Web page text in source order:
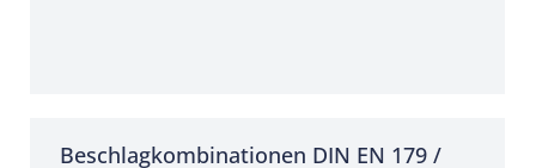
Beschlagkombinationen DIN EN 179 /